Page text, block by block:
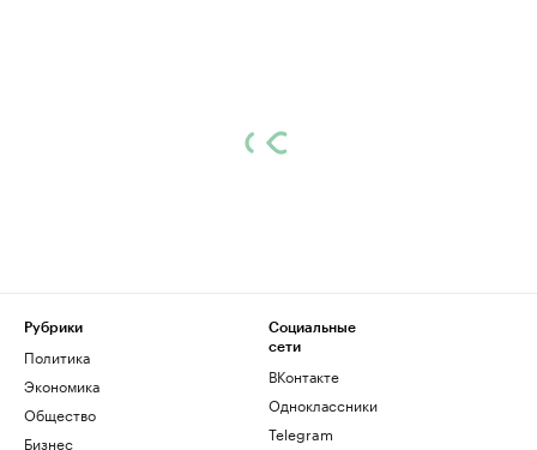
Рубрики
Политика
Экономика
Общество
Бизнес
Социальные
сети
ВКонтакте
Одноклассники
Telegram